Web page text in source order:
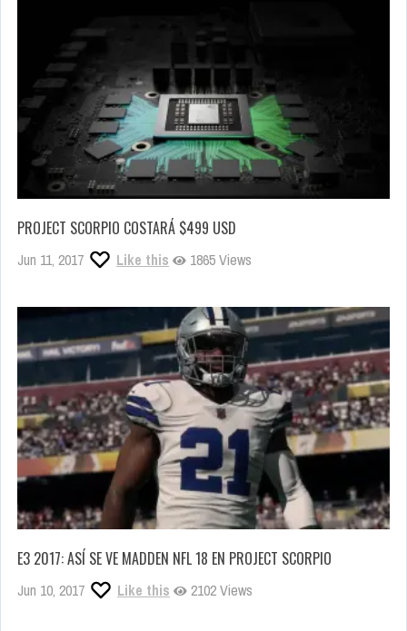
PROJECT SCORPIO COSTARÁ $499 USD
Jun 11, 2017 Like this 1865 Views
E3 2017: ASÍ SE VE MADDEN NFL 18 EN PROJECT SCORPIO
Jun 10, 2017 Like this 2102 Views